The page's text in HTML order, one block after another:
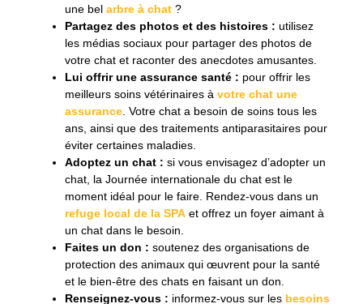
une bel arbre à chat ?
Partagez des photos et des histoires : utilisez
les médias sociaux pour partager des photos de
votre chat et raconter des anecdotes amusantes.
Lui offrir une assurance santé : pour offrir les
meilleurs soins vétérinaires à votre chat une
assurance . Votre chat a besoin de soins tous les
ans, ainsi que des traitements antiparasitaires pour
éviter certaines maladies.
Adoptez un chat : si vous envisagez d’adopter un
chat, la Journée internationale du chat est le
moment idéal pour le faire. Rendez-vous dans un
refuge local de la SPA et offrez un foyer aimant à
un chat dans le besoin.
Faites un don : soutenez des organisations de
protection des animaux qui œuvrent pour la santé
et le bien-être des chats en faisant un don.
Renseignez-vous : informez-vous sur les besoins